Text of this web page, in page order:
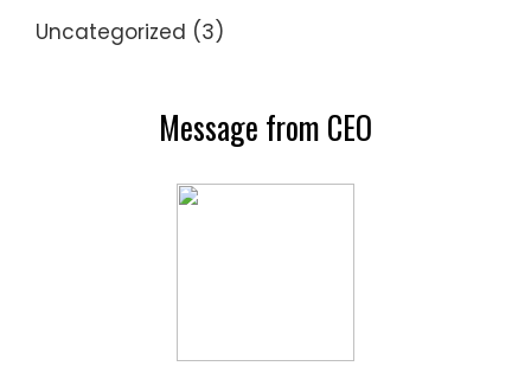
Uncategorized (3)
Message from CEO